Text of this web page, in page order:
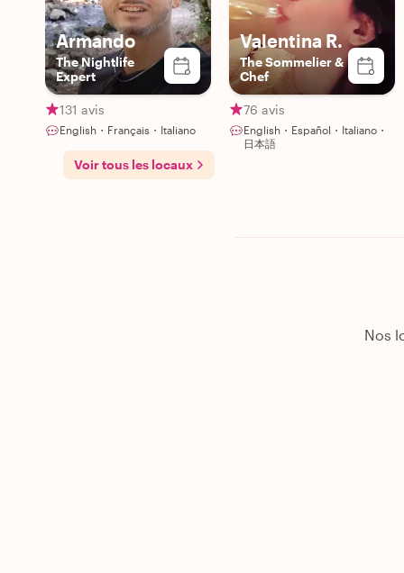
Armando
The Nightlife
Expert
131 avis
English・Français・Italiano
Valentina R.
The Sommelier &
Chef
76 avis
English・Español・Italiano・
日本語
Voir tous les locaux
Nos